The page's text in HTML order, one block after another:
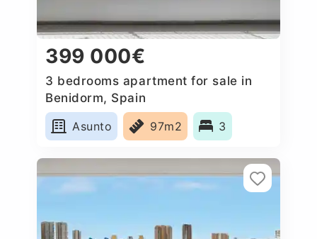
399 000€
3 bedrooms apartment for sale in
Benidorm, Spain
Asunto
97m2 3